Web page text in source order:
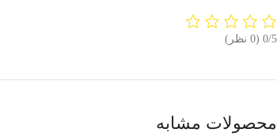
‫0/5 ‫(0 نظر)
محصولات مشابه